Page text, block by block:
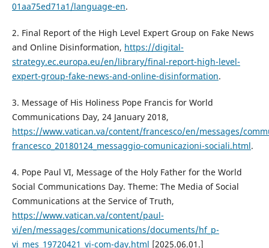
01aa75ed71a1/language-en.
2. Final Report of the High Level Expert Group on Fake News
and Online Disinformation, https://digital-
strategy.ec.europa.eu/en/library/final-report-high-level-
expert-group-fake-news-and-online-disinformation.
3. Message of His Holiness Pope Francis for World
Communications Day, 24 January 2018,
https://www.vatican.va/content/francesco/en/messages/
francesco_20180124_messaggio-comunicazioni-sociali.html.
4. Pope Paul VI, Message of the Holy Father for the World
Social Communications Day. Theme: The Media of Social
Communications at the Service of Truth,
https://www.vatican.va/content/paul-
vi/en/messages/communications/documents/hf_p-
vi_mes_19720421_vi-com-day.html [2025.06.01.]